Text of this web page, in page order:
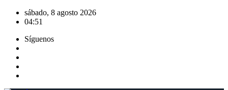
Saltar
sábado, 8 agosto 2026
04:51
Síguenos